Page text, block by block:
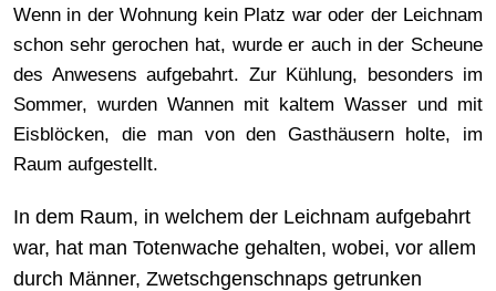
Wenn in der Wohnung kein Platz war oder der Leichnam
schon sehr gerochen hat, wurde er auch in der Scheune
des Anwesens aufgebahrt. Zur Kühlung, besonders im
Sommer, wurden Wannen mit kaltem Wasser und mit
Eisblöcken, die man von den Gasthäusern holte, im
Raum aufgestellt.
In dem Raum, in welchem der Leichnam aufgebahrt
war, hat man Totenwache gehalten, wobei, vor allem
durch Männer, Zwetschgenschnaps getrunken